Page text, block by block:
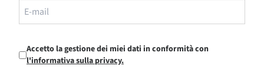
Accetto la gestione dei miei dati in conformità con
l'informativa sulla privacy.